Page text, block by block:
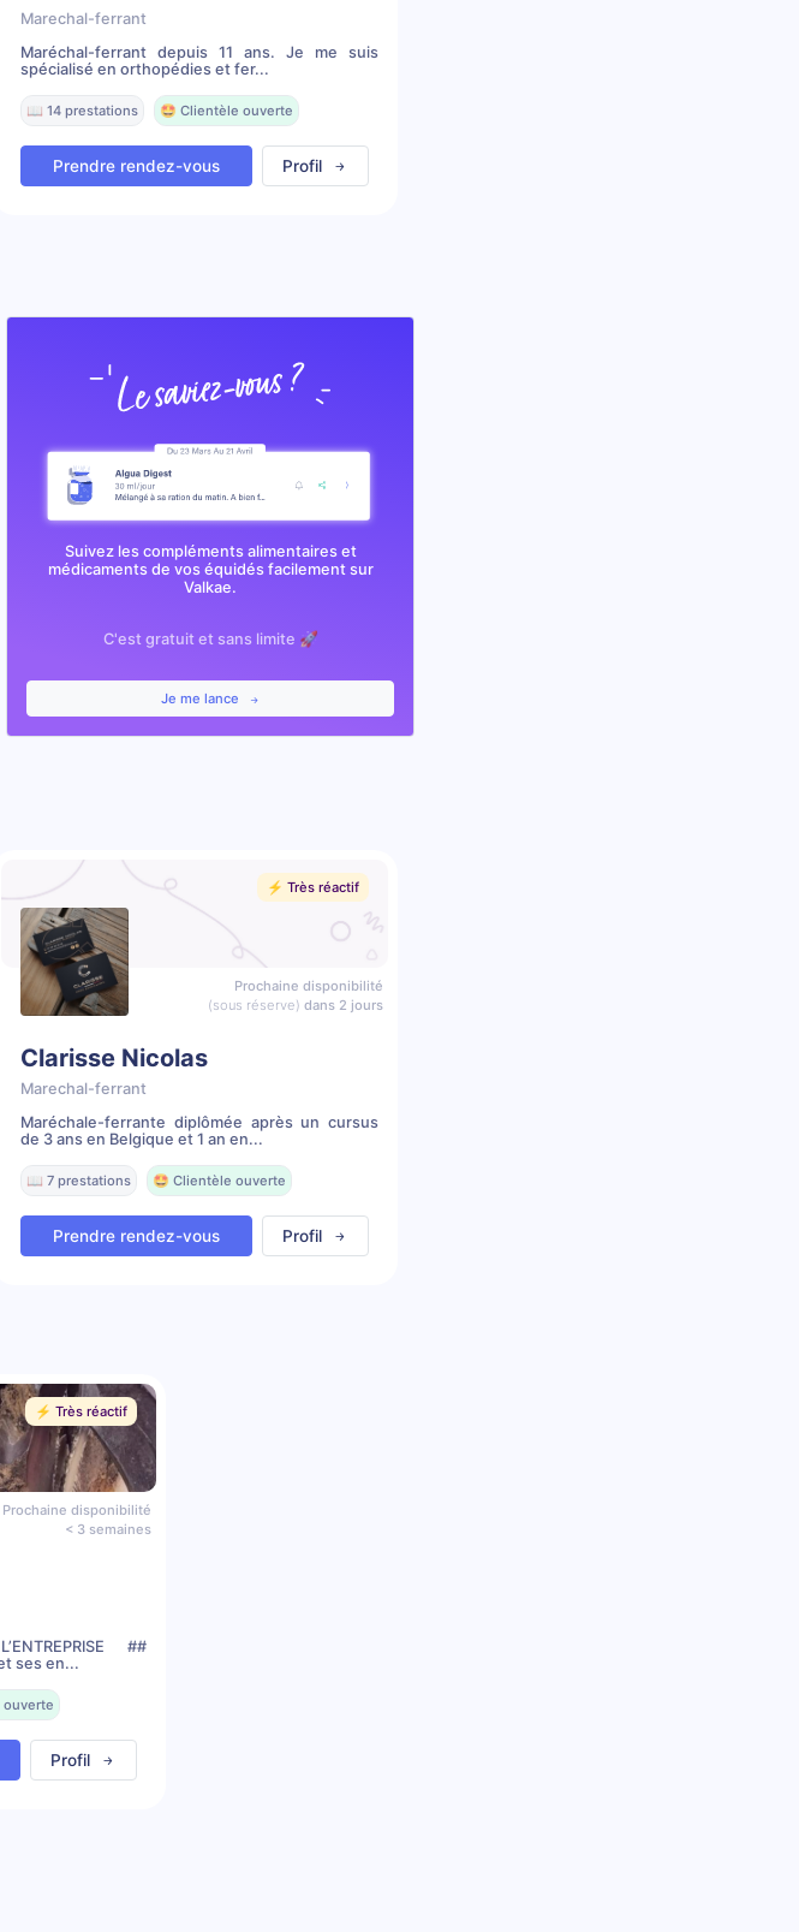
Marechal-ferrant
Maréchal-ferrant depuis 11 ans. Je me suis
spécialisé en orthopédies et fer...
📖 14 prestations 🤩 Clientèle ouverte
Prendre rendez-vous Profil
Suivez les compléments alimentaires et
médicaments de vos équidés facilement sur
Valkae.
C'est gratuit et sans limite 🚀
Je me lance
⚡️ Très réactif
Prochaine disponibilité
(sous réserve) dans 2 jours
Clarisse Nicolas
Marechal-ferrant
Maréchale-ferrante diplômée après un cursus
de 3 ans en Belgique et 1 an en...
📖 7 prestations 🤩 Clientèle ouverte
Prendre rendez-vous Profil
⚡️ Très réactif
Prochaine disponibilité
< 3 semaines
##
ses en...
Profil